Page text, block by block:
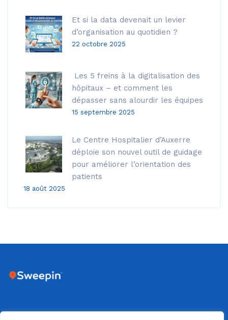
Et si la data devenait un levier
d’organisation au quotidien ?
22 octobre 2025
Les 5 freins à la digitalisation des
hôpitaux – et comment les
dépasser sans alourdir les équipes
15 septembre 2025
Le Centre Hospitalier d’Auxerre
déploie son nouvel outil de guidage
pour améliorer l’orientation des
patients
18 août 2025